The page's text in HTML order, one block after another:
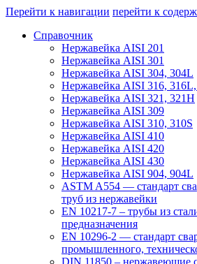
Перейти к навигации перейти к
Справочник
Нержавейка AISI 201
Нержавейка AISI 301
Нержавейка AISI 304, 304L
Нержавейка AISI 316,
Нержавейка AISI 321, 321H
Нержавейка AISI 309
Нержавейка AISI 310, 310S
Нержавейка AISI 410
Нержавейка AISI 420
Нержавейка AISI 430
Нержавейка AISI 904, 904L
ASTM A554 — стандарт
труб из нержавейки
EN 10217-7 – трубы из
предназначения
EN 10296-2 — стандарт
промышленного,
DIN 11850 – нержавеющие